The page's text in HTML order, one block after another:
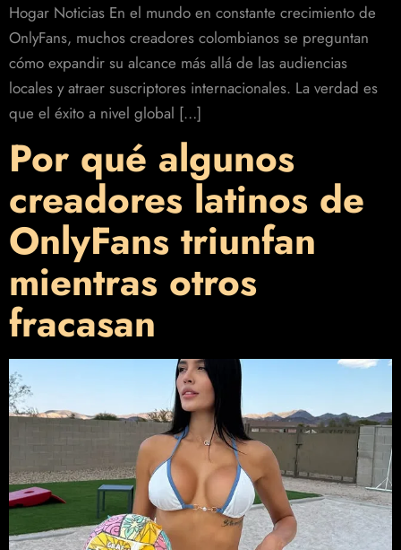
Hogar Noticias En el mundo en constante crecimiento de
OnlyFans, muchos creadores colombianos se preguntan
cómo expandir su alcance más allá de las audiencias
locales y atraer suscriptores internacionales. La verdad es
que el éxito a nivel global […]
Por qué algunos
creadores latinos de
OnlyFans triunfan
mientras otros
fracasan